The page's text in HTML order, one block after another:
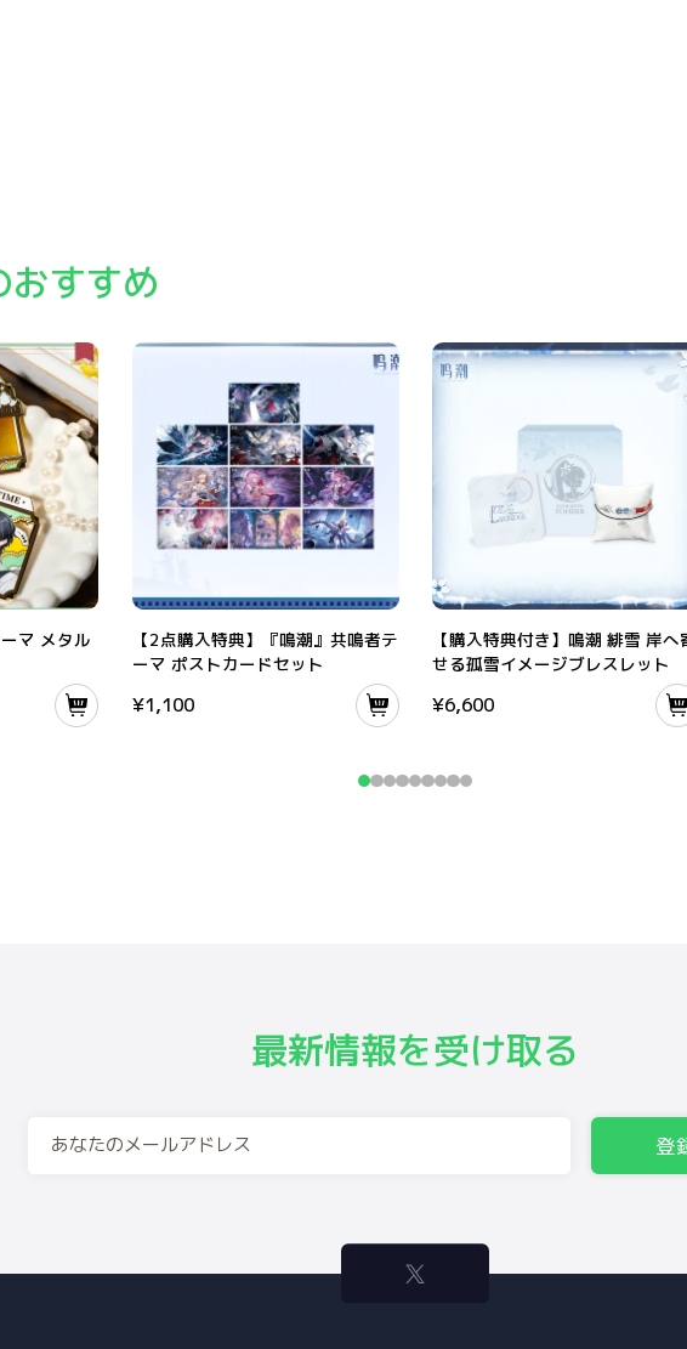
おすすめ
マ メタル
【2点購入特典】『鳴潮』共鳴者テ
ーマ ポストカードセット
¥1,100
【購入特典付き】鳴潮 緋雪 岸へ
せる孤雪イメージブレスレット
¥6,600
最新情報を受け取る
登